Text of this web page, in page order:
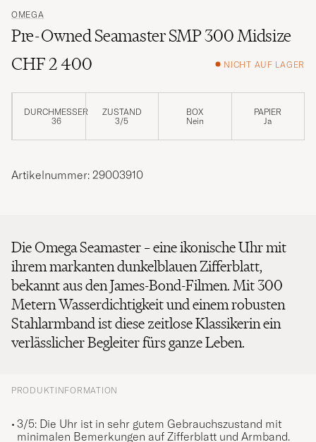
OMEGA
Pre-Owned Seamaster SMP 300 Midsize
CHF 2 400
NICHT AUF LAGER
DURCHMESSER
36
ZUSTAND
3/5
BOX
Nein
PAPIER
Ja
Artikelnummer: 29003910
Die Omega Seamaster – eine ikonische Uhr mit
ihrem markanten dunkelblauen Zifferblatt,
bekannt aus den James-Bond-Filmen. Mit 300
Metern Wasserdichtigkeit und einem robusten
Stahlarmband ist diese zeitlose Klassikerin ein
verlässlicher Begleiter fürs ganze Leben.
PRODUKTINFORMATION
3/5: Die Uhr ist in sehr gutem Gebrauchszustand mit
minimalen Bemerkungen auf Zifferblatt und Armband.